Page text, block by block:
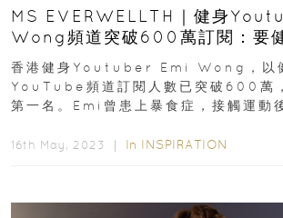
MS EVERWELLTH｜健身
Wong頻道突破600萬訂閱：要
身 也要關注身心靈
香港健身Youtuber Emi Wong，以
YouTube頻道訂閱人數已突破600萬
第一名。Emi曾患上暴食症，接觸運動
16th May, 2023 ｜ In INSPIRATION